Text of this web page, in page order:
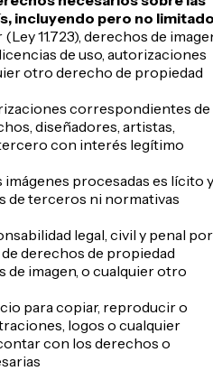
incluyendo pero no
11.723), derechos de
de uso, autorizaciones
otro derecho de propiedad
correspondientes de
diseñadores, artistas,
con interés legítimo
imágenes procesadas es lícito y
de terceros ni normativas
legal, civil y penal por
derechos de propiedad
de imagen, o cualquier otro
para copiar, reproducir o
logos o cualquier
con los derechos o